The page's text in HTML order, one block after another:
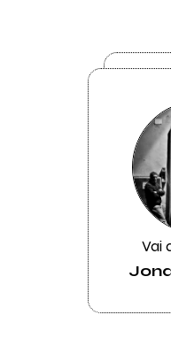
Vai